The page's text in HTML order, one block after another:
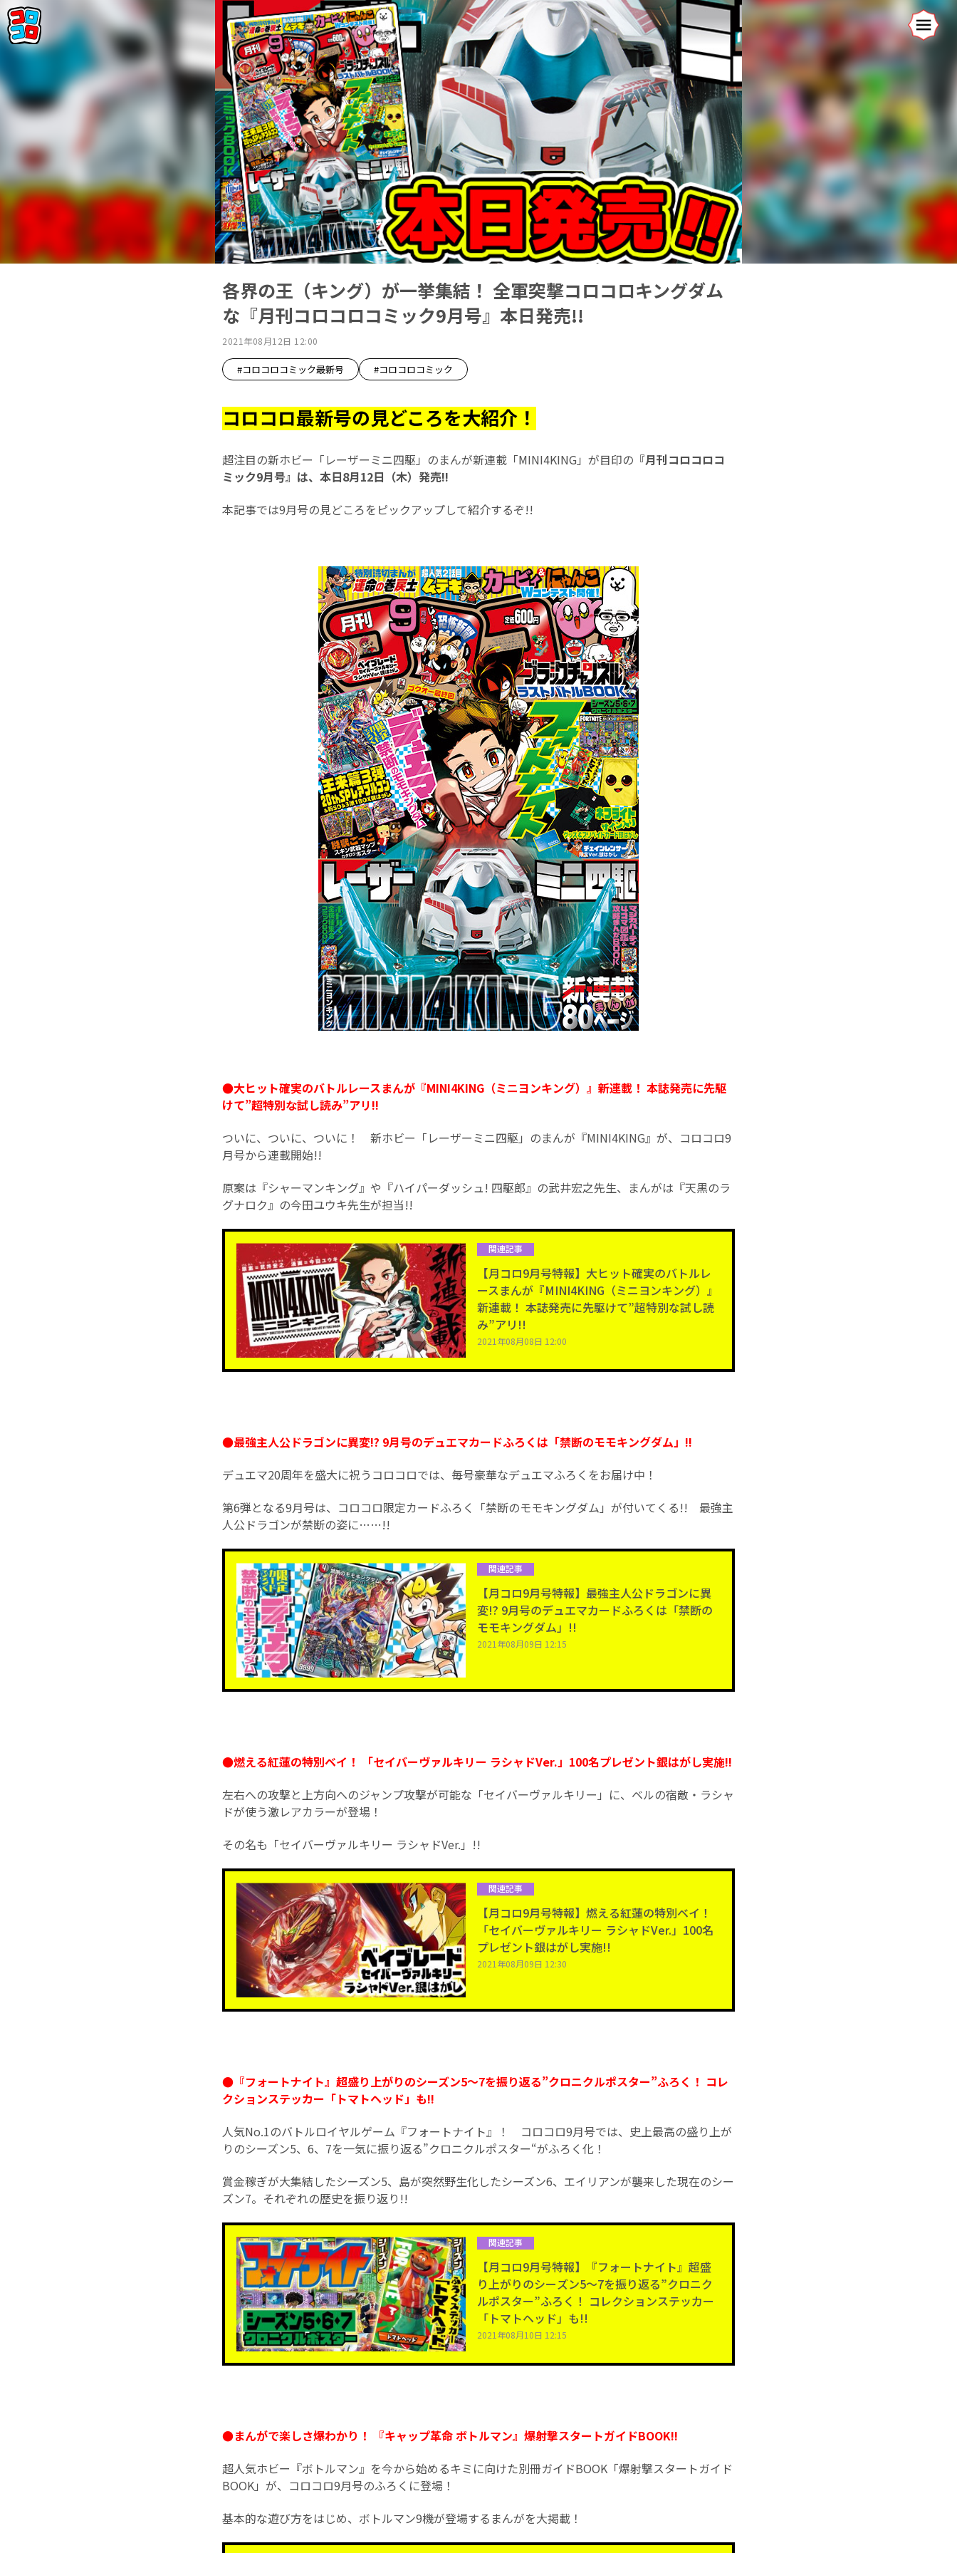
各界の王（キング）が一挙集結！ 全軍突撃コロコロキングダム
な『月刊コロコロコミック9月号』本日発売!!
2021年08月12日 12:00
#コロコロコミック最新号 #コロコロコミック
コロコロ最新号の見どころを大紹介！
超注目の新ホビー「レーザーミニ四駆」のまんが新連載「MINI4KING」が目印の 『月刊コロコロコ
ミック9月号』は、本日8月12日（木）発売!!
本記事では9月号の見どころをピックアップして紹介するぞ!!
●大ヒット確実のバトルレースまんが『MINI4KING（ミニヨンキング）』新連載！ 本誌発売に先駆
けて”超特別な試し読み”アリ!!
ついに、ついに、ついに！ 新ホビー「レーザーミニ四駆」のまんが『MINI4KING』が、コロコロ9
月号から連載開始!!
原案は『シャーマンキング』や『ハイパーダッシュ! 四駆郎』の武井宏之先生、まんがは『天黒のラ
グナロク』の今田ユウキ先生が担当!!
関連記事
【月コロ9月号特報】大ヒット確実のバトルレ
ースまんが『MINI4KING（ミニヨンキング）』
新連載！ 本誌発売に先駆けて”超特別な試し読
み”アリ!!
2021年08月08日 12:00
●最強主人公ドラゴンに異変!? 9月号のデュエマカードふろくは「禁断のモモキングダム」!!
デュエマ20周年を盛大に祝うコロコロでは、毎号豪華なデュエマふろくをお届け中！
第6弾となる9月号は、コロコロ限定カードふろく「禁断のモモキングダム」が付いてくる!! 最強主
人公ドラゴンが禁断の姿に……!!
関連記事
【月コロ9月号特報】最強主人公ドラゴンに異
変!? 9月号のデュエマカードふろくは「禁断の
モモキングダム」!!
2021年08月09日 12:15
●燃える紅蓮の特別ベイ！ 「セイバーヴァルキリー ラシャドVer.」100名プレゼント銀はがし実施!!
左右への攻撃と上方向へのジャンプ攻撃が可能な「セイバーヴァルキリー」に、ベルの宿敵・ラシャ
ドが使う激レアカラーが登場！
その名も「セイバーヴァルキリー ラシャドVer.」!!
関連記事
【月コロ9月号特報】燃える紅蓮の特別ベイ！
「セイバーヴァルキリー ラシャドVer.」100名
プレゼント銀はがし実施!!
2021年08月09日 12:30
●『フォートナイト』超盛り上がりのシーズン5～7を振り返る”クロニクルポスター”ふろく！ コレ
クションステッカー「トマトヘッド」も!!
人気No.1のバトルロイヤルゲーム『フォートナイト』！ コロコロ9月号では、史上最高の盛り上が
りのシーズン5、6、7を一気に振り返る”クロニクルポスター“がふろく化！
賞金稼ぎが大集結したシーズン5、島が突然野生化したシーズン6、エイリアンが襲来した現在のシー
ズン7。それぞれの歴史を振り返り!!
関連記事
【月コロ9月号特報】『フォートナイト』超盛
り上がりのシーズン5～7を振り返る”クロニク
ルポスター”ふろく！ コレクションステッカー
「トマトヘッド」も!!
2021年08月10日 12:15
●まんがで楽しさ爆わかり！ 『キャップ革命 ボトルマン』爆射撃スタートガイドBOOK!!
超人気ホビー『ボトルマン』を今から始めるキミに向けた別冊ガイドBOOK「爆射撃スタートガイド
BOOK」が、コロコロ9月号のふろくに登場！
基本的な遊び方をはじめ、ボトルマン9機が登場するまんがを大掲載！